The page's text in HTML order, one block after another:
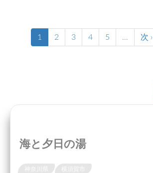
1 2 3 4 5 … 次 ›
海と夕日の湯